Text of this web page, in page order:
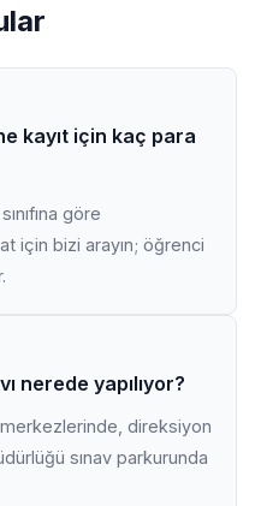
kayıt için kaç para
göre
için bizi arayın; öğrenci
nerede yapılıyor?
merkezlerinde, direksiyon
sınav parkurunda